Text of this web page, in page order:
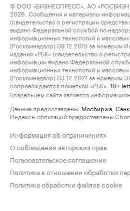
© ООО «БИЗНЕСПРЕСС», АО
2026. Сообщения и материалы
(свидетельство о регистрации
выдано Федеральной службой по
информационных технологий и
(Роскомнадзор) 09.12.2015 за номером
издания «РБК» (свидетельство о
информации выдано Федеральной
информационных технологий и
(Роскомнадзор) 03.12.2021 за номером
сопровождаются пометкой «РБК».
18+
Владельцем сайта является
Данные предоставлены: Мосбиржа
Индексы облигаций предоставлены
Информация об ограничениях
О соблюдении авторских прав
Пользовательское соглашение
Политика в отношении обработки
Политика обработки файлов cookie